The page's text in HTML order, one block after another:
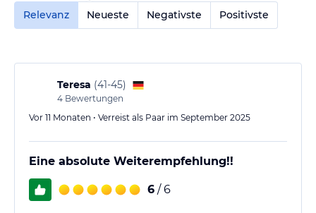
Relevanz
Neueste Negativste Positivste
Teresa (41-45)
4 Bewertungen
Vor 11 Monaten • Verreist als Paar im September 2025
Eine absolute Weiterempfehlung!!
6 / 6